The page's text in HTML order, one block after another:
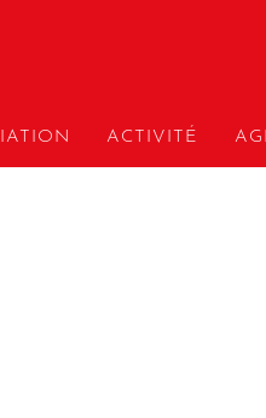
ACTIVITÉ